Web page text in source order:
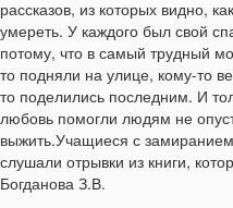
рассказов, из которых видно,
умереть. У каждого был свой
потому, что в самый трудный
то подняли на улице, кому-то
то поделились последним. И
любовь помогли людям не
выжить.Учащиеся с
слушали отрывки из книги,
Богданова З.В.